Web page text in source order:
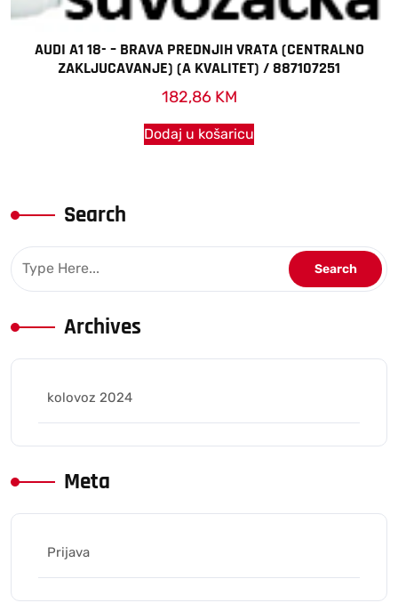
AUDI A1 18- – BRAVA PREDNJIH VRATA (CENTRALNO
ZAKLJUCAVANJE) (A KVALITET) / 887107251
182,86 KM
Dodaj u košaricu
Search
Archives
kolovoz 2024
Meta
Prijava